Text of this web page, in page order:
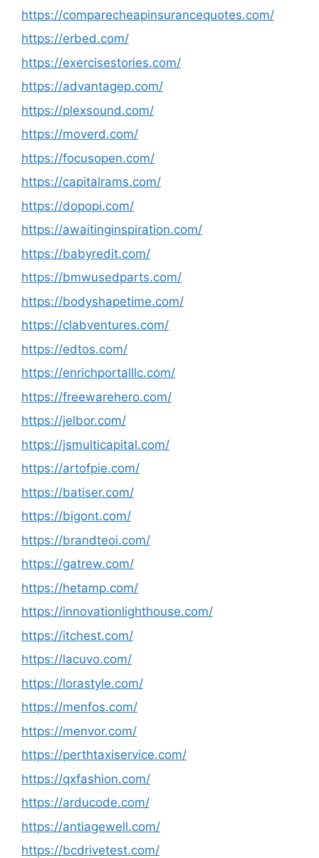
https://comparecheapinsurancequotes.com/
https://erbed.com/
https://exercisestories.com/
https://advantagep.com/
https://plexsound.com/
https://moverd.com/
https://focusopen.com/
https://capitalrams.com/
https://dopopi.com/
https://awaitinginspiration.com/
https://babyredit.com/
https://bmwusedparts.com/
https://bodyshapetime.com/
https://clabventures.com/
https://edtos.com/
https://enrichportalllc.com/
https://freewarehero.com/
https://jelbor.com/
https://jsmulticapital.com/
https://artofpie.com/
https://batiser.com/
https://bigont.com/
https://brandteoi.com/
https://gatrew.com/
https://hetamp.com/
https://innovationlighthouse.com/
https://itchest.com/
https://lacuvo.com/
https://lorastyle.com/
https://menfos.com/
https://menvor.com/
https://perthtaxiservice.com/
https://qxfashion.com/
https://arducode.com/
https://antiagewell.com/
https://bcdrivetest.com/